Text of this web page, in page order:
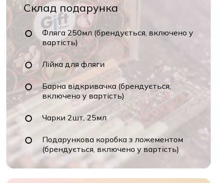
Склад подарунка
Фляга 250мл (брендується, включено у
вартість)
Лійка для фляги
Барна відкривачка (брендується,
включено у вартість)
Чарки 2шт, 25мл
Подарункова коробка з ложементом
(брендується, включено у вартість)